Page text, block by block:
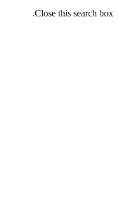
Close this search box.